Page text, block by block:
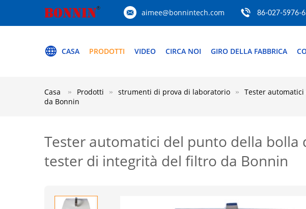
aimee@bonnintech.com 86-027-5976-
CASA PRODOTTI VIDEO CIRCA NOI GIRO DELLA FABBRICA
Casa Prodotti strumenti di prova di laboratorio
Tester
da Bonnin
Tester automatici del punto della
tester di integrità del filtro da Bonnin